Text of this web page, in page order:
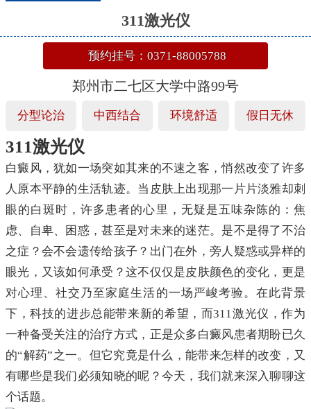
311激光仪
预约挂号：0371-88005788
郑州市二七区大学中路99号
分型论治 中西结合 环境舒适 假日无休
311激光仪
白癜风，犹如一场突如其来的不速之客，悄然改变了许多
人原本平静的生活轨迹。当皮肤上出现那一片片淡雅却刺
眼的白斑时，许多患者的心里，无疑是五味杂陈的：焦
虑、自卑、困惑，甚至是对未来的迷茫。是不是得了不治
之症？会不会遗传给孩子？出门在外，旁人疑惑或异样的
眼光，又该如何承受？这不仅仅是皮肤颜色的变化，更是
对心理、社交乃至家庭生活的一场严峻考验。在此背景
下，科技的进步总能带来新的希望，而311激光仪，作为
一种备受关注的治疗方式，正是众多白癜风患者期盼已久
的“解药”之一。但它究竟是什么，能带来怎样的改变，又
有哪些是我们必须知晓的呢？今天，我们就来深入聊聊这
个话题。